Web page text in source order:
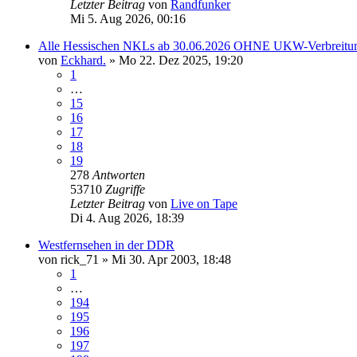
Letzter Beitrag von Randfunker
Mi 5. Aug 2026, 00:16
Alle Hessischen NKLs ab 30.06.2026 OHNE UKW-
von Eckhard. » Mo 22. Dez 2025, 19:20
1
…
15
16
17
18
19
278 Antworten
53710 Zugriffe
Letzter Beitrag von Live on Tape
Di 4. Aug 2026, 18:39
Westfernsehen in der DDR
von rick_71 » Mi 30. Apr 2003, 18:48
1
…
194
195
196
197